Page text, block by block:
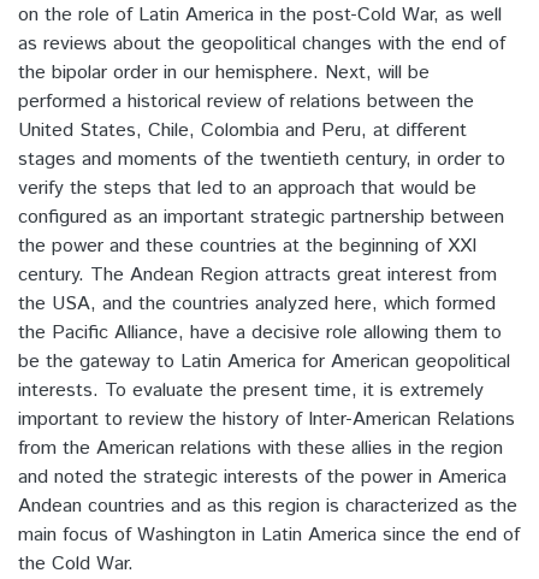
on the role of Latin America in the post-Cold War, as well
as reviews about the geopolitical changes with the end of
the bipolar order in our hemisphere. Next, will be
performed a historical review of relations between the
United States, Chile, Colombia and Peru, at different
stages and moments of the twentieth century, in order to
verify the steps that led to an approach that would be
configured as an important strategic partnership between
the power and these countries at the beginning of XXI
century. The Andean Region attracts great interest from
the USA, and the countries analyzed here, which formed
the Pacific Alliance, have a decisive role allowing them to
be the gateway to Latin America for American geopolitical
interests. To evaluate the present time, it is extremely
important to review the history of Inter-American Relations
from the American relations with these allies in the region
and noted the strategic interests of the power in America
Andean countries and as this region is characterized as the
main focus of Washington in Latin America since the end of
the Cold War.